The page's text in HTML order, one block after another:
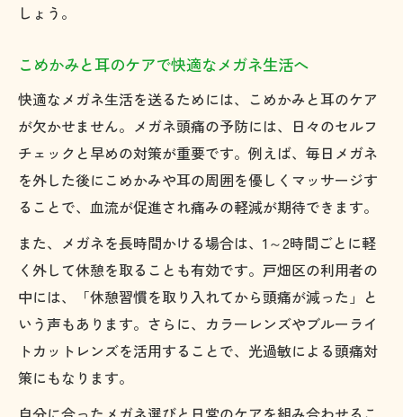
しょう。
こめかみと耳のケアで快適なメガネ生活へ
快適なメガネ生活を送るためには、こめかみと耳のケア
が欠かせません。メガネ頭痛の予防には、日々のセルフ
チェックと早めの対策が重要です。例えば、毎日メガネ
を外した後にこめかみや耳の周囲を優しくマッサージす
ることで、血流が促進され痛みの軽減が期待できます。
また、メガネを長時間かける場合は、1～2時間ごとに軽
く外して休憩を取ることも有効です。戸畑区の利用者の
中には、「休憩習慣を取り入れてから頭痛が減った」と
いう声もあります。さらに、カラーレンズやブルーライ
トカットレンズを活用することで、光過敏による頭痛対
策にもなります。